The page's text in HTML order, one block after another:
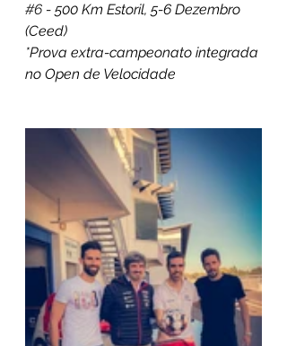
#6 - 500 Km Estoril, 5-6 Dezembro
(Ceed)
*Prova extra-campeonato integrada
no Open de Velocidade